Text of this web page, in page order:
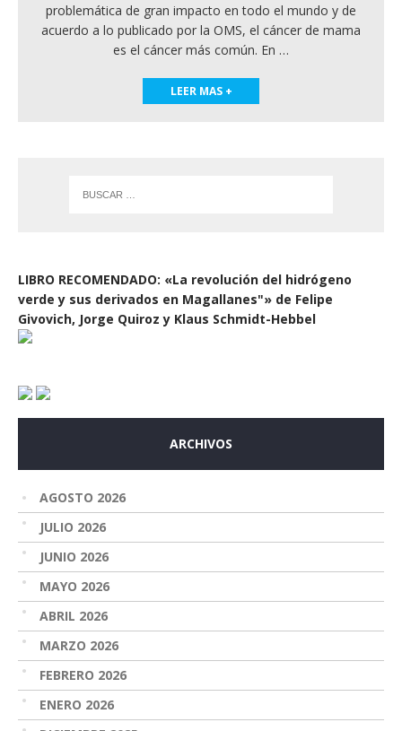
problemática de gran impacto en todo el mundo y de
acuerdo a lo publicado por la OMS, el cáncer de mama
es el cáncer más común. En …
LEER MAS +
LIBRO RECOMENDADO: «La revolución del hidrógeno
verde y sus derivados en Magallanes"» de Felipe
Givovich, Jorge Quiroz y Klaus Schmidt-Hebbel
ARCHIVOS
AGOSTO 2026
JULIO 2026
JUNIO 2026
MAYO 2026
ABRIL 2026
MARZO 2026
FEBRERO 2026
ENERO 2026